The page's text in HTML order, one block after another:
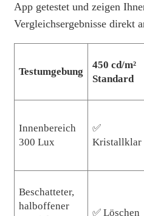
App getestet und zeigen
Vergleichsergebnisse direkt
Testumgebung
450 cd/m²
Standard
Innenbereich
300 Lux
✅
Kristallklar
Beschatteter,
halboffener
✅ Löschen